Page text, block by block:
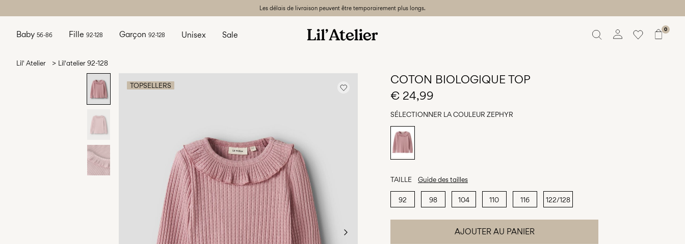
Les délais de livraison peuvent être temporairement plus longs.
0
Baby 56-86 Fille 92-128 Garçon 92-128 Unisex Sale
Lil' Atelier Lil'atelier 92-128
TOPSELLERS
COTON BIOLOGIQUE TOP
€ 24,99
SÉLECTIONNER LA COULEUR ZEPHYR
TAILLE Guide des tailles
92 98 104 110 116 122/128
AJOUTER AU PANIER